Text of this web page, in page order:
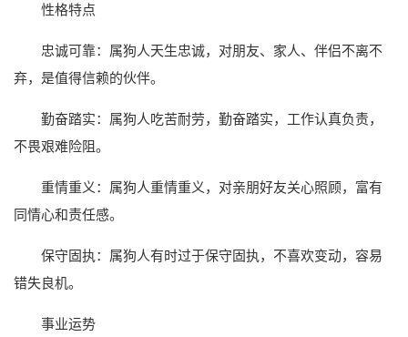
性格特点
忠诚可靠：属狗人天生忠诚，对朋友、家人、伴侣不离不
弃，是值得信赖的伙伴。
勤奋踏实：属狗人吃苦耐劳，勤奋踏实，工作认真负责，
不畏艰难险阻。
重情重义：属狗人重情重义，对亲朋好友关心照顾，富有
同情心和责任感。
保守固执：属狗人有时过于保守固执，不喜欢变动，容易
错失良机。
事业运势